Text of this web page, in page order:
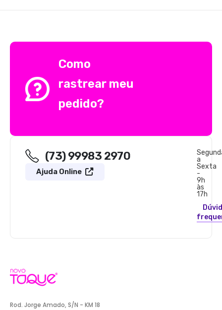
Como
rastrear meu
pedido?
(73) 99983 2970
Ajuda Online
a
Sexta
-
9h
às
17h
Rod. Jorge Amado, S/N - KM 18